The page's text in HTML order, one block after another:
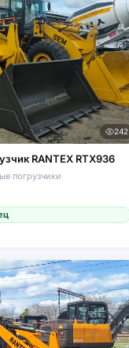
242
RANTEX RTX936
погрузчики